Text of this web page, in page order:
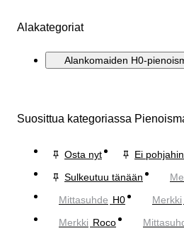
Alakategoriat
Alankomaiden H0-
Suosittua kategoriassa
Osta nyt
Ei
Sulkeutuu tänään
Mittasuhde H0 Merkki
Merkki Roco